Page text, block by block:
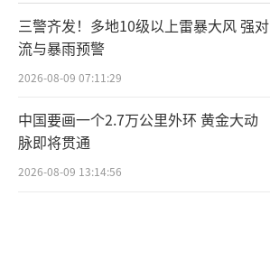
三警齐发！多地10级以上雷暴大风 强对
流与暴雨预警
2026-08-09 07:11:29
中国要画一个2.7万公里外环 黄金大动
脉即将贯通
2026-08-09 13:14:56